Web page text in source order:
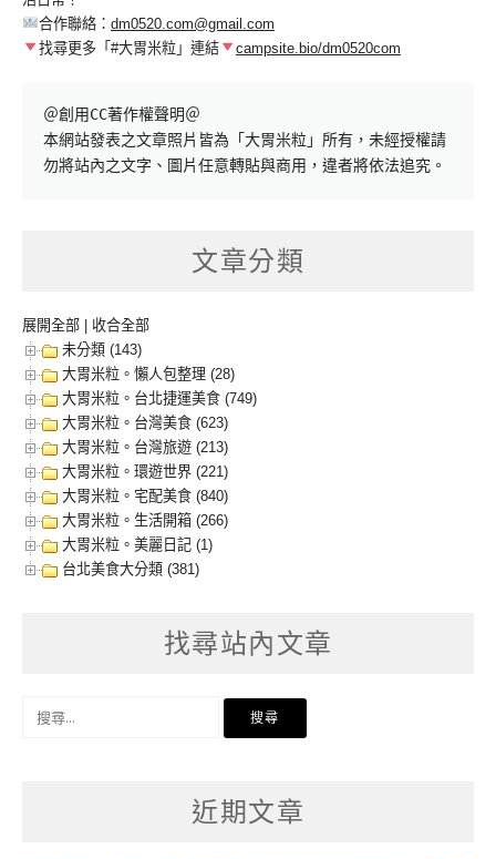
合作聯絡： dm0520.com@gmail.com
找尋更多「#大胃米粒」連結
campsite.bio/dm0520com
＠創用CC著作權聲明＠
本網站發表之文章照片皆為「大胃米粒」所有，未經授權請
勿將站內之文字、圖片任意轉貼與商用，違者將依法追究。
文章分類
展開全部
收合全部
未分類 (143)
大胃米粒。懶人包整理 (28)
大胃米粒。台北捷運美食 (749)
大胃米粒。台灣美食 (623)
大胃米粒。台灣旅遊 (213)
大胃米粒。環遊世界 (221)
大胃米粒。宅配美食 (840)
大胃米粒。生活開箱 (266)
大胃米粒。美麗日記 (1)
台北美食大分類 (381)
找尋站內文章
近期文章